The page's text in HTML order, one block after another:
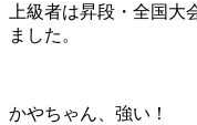
上級者は昇段・全国
ました。
かやちゃん、強い！